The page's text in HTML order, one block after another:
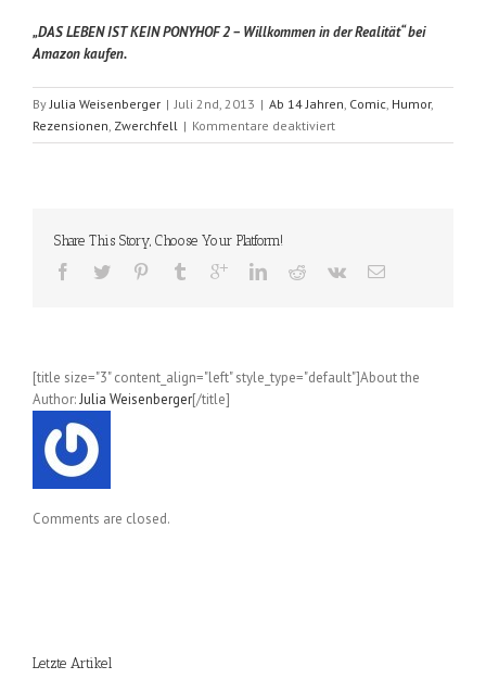
„DAS LEBEN IST KEIN PONYHOF 2 – Willkommen in der Realität“ bei
Amazon kaufen.
ByJulia Weisenberger | Juli 2nd, 2013 | Ab 14 Jahren, Comic, Humor,
Rezensionen, Zwerchfell | Kommentare deaktiviertfür
Das
Willkommen
Burrini);
Share This Story, Choose Your Platform!
[title size="3" content_align="left" style_type="default"]About the
Author:Julia Weisenberger[/title]
Comments are closed.
Letzte Artikel